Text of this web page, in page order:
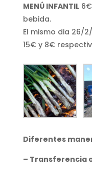
MENÚ INFANTIL
bebida.
El mismo dia 26/
15€ y 8€
Diferentes
– Transferencia